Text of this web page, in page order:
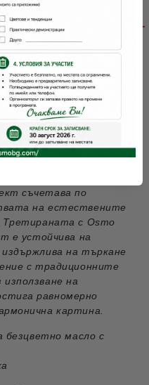
съчетава по
на естествените
с Osmo
е устойчива на
на търкане
с традиционните
на
равномерно
картина.
безцветно масло с